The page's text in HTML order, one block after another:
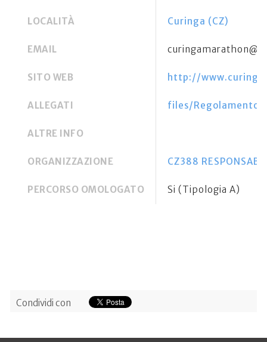
LOCALITÀ Curinga (CZ)
EMAIL
SITO WEB http://
ALLEGATI files/Regolamento
ALTRE INFO
ORGANIZZAZIONE CZ388
PERCORSO OMOLOGATO Si (Tipologia A)
Condividi con